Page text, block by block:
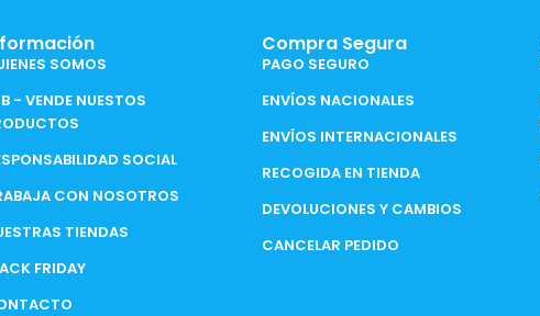
SOMOS
- VENDE NUESTOS
SOCIAL
CON NOSOTROS
TIENDAS
FRIDAY
Compra Segura
PAGO SEGURO
ENVÍOS NACIONALES
ENVÍOS INTERNACIONALES
RECOGIDA EN TIENDA
DEVOLUCIONES Y CAMBIOS
CANCELAR PEDIDO